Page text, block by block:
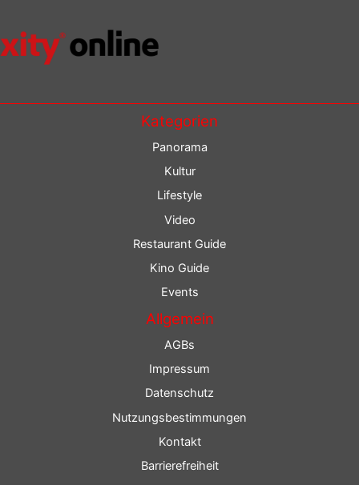
Kategorien
Panorama
Kultur
Lifestyle
Video
Restaurant Guide
Kino Guide
Events
Allgemein
AGBs
Impressum
Datenschutz
Nutzungsbestimmungen
Kontakt
Barrierefreiheit